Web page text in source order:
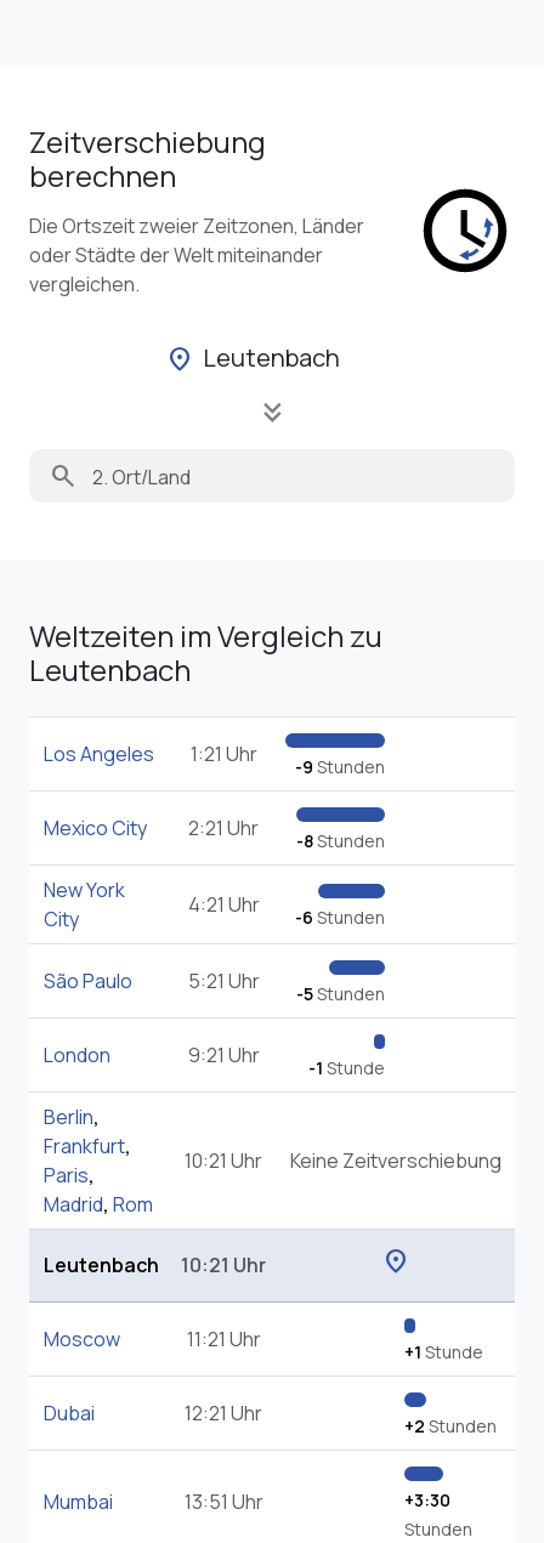
Zeitverschiebung
berechnen
Die Ortszeit zweier Zeitzonen, Länder
oder Städte der Welt miteinander
vergleichen.
location_on Leutenbach
keyboard_double_arrow_down
search
Weltzeiten im Vergleich zu
Leutenbach
Los Angeles 1:21 Uhr -9 Stunden
Mexico City 2:21 Uhr -8Stunden
New York
City
4:21 Uhr -6 Stunden
São Paulo 5:21 Uhr -5Stunden
London 9:21 Uhr -1 Stunde
Berlin,
Frankfurt,
Paris,
Madrid, Rom
10:21 Uhr Keine Zeitverschiebung
Leutenbach 10:21 Uhr location_on
Moscow 11:21 Uhr +1 Stunde
Dubai 12:21 Uhr +2 Stunden
Mumbai 13:51 Uhr
+3:30
Stunden